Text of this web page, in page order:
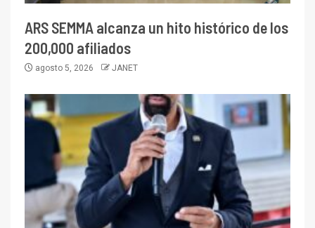
ARS SEMMA alcanza un hito histórico de los
200,000 afiliados
agosto 5, 2026 JANET